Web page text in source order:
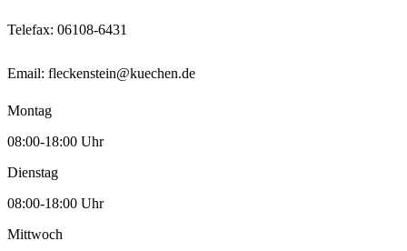
Telefax: 06108-6431
Email: fleckenstein@kuechen.de
Montag
08:00-18:00 Uhr
Dienstag
08:00-18:00 Uhr
Mittwoch